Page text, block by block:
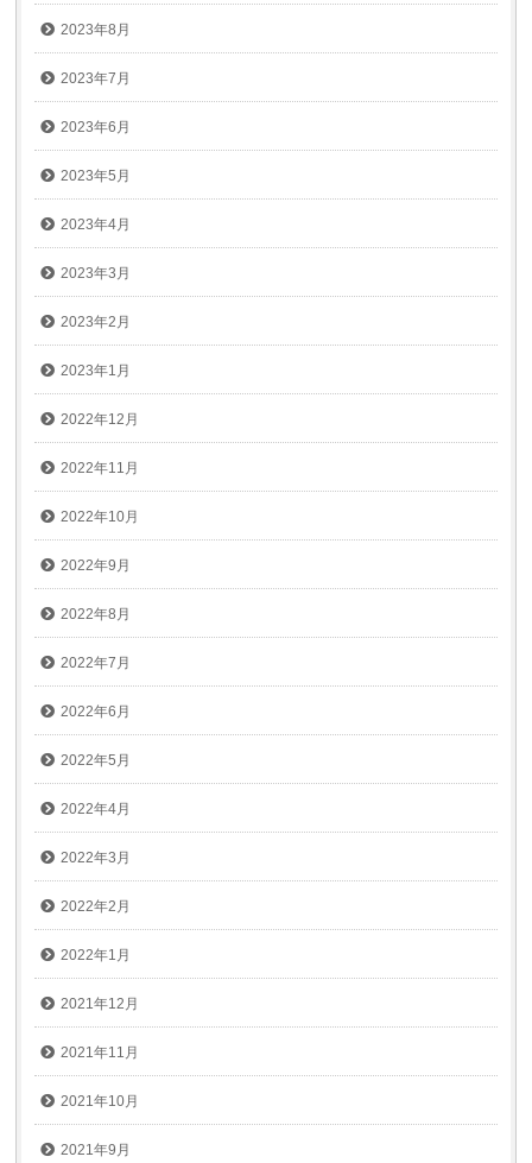
2023年8月
2023年7月
2023年6月
2023年5月
2023年4月
2023年3月
2023年2月
2023年1月
2022年12月
2022年11月
2022年10月
2022年9月
2022年8月
2022年7月
2022年6月
2022年5月
2022年4月
2022年3月
2022年2月
2022年1月
2021年12月
2021年11月
2021年10月
2021年9月